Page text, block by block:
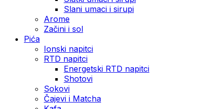
Slani umaci i sirupi
Arome
Začini i sol
Pića
Ionski napitci
RTD napitci
Energetski RTD napitci
Shotovi
Sokovi
Čajevi i Matcha